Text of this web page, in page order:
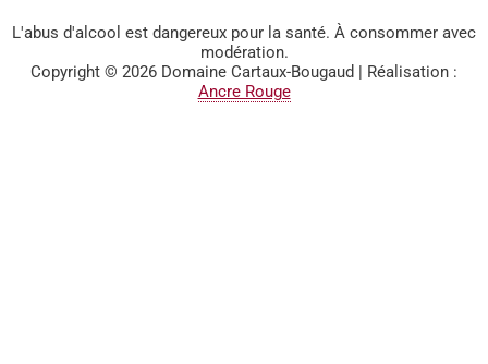
L'abus d'alcool est dangereux pour la santé. À consommer avec
modération.
Copyright © 2026 Domaine Cartaux-Bougaud | Réalisation :
Ancre Rouge